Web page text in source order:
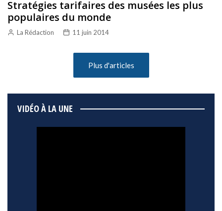
Stratégies tarifaires des musées les plus
populaires du monde
La Rédaction 11 juin 2014
Plus d'articles
VIDÉO À LA UNE